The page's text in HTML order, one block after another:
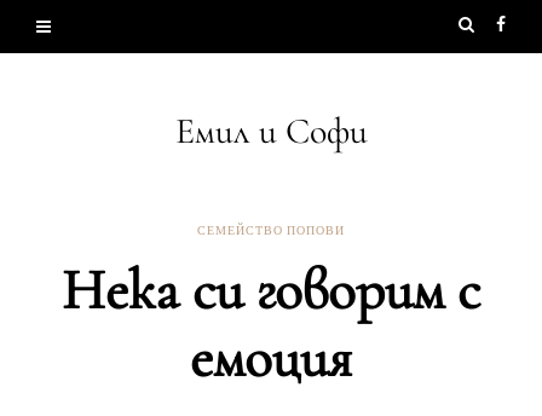
Емил и Софи
СЕМЕЙСТВО ПОПОВИ
Нека си говорим с
емоция